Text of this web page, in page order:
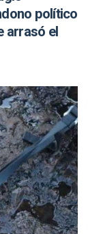
político
arrasó el